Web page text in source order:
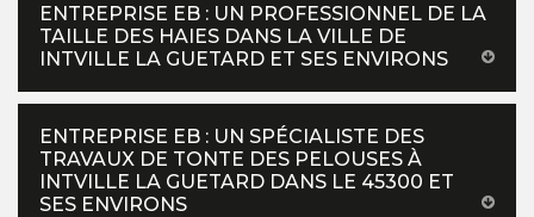
ENTREPRISE EB : UN PROFESSIONNEL DE LA
TAILLE DES HAIES DANS LA VILLE DE
INTVILLE LA GUETARD ET SES ENVIRONS
ENTREPRISE EB : UN SPÉCIALISTE DES
TRAVAUX DE TONTE DES PELOUSES À
INTVILLE LA GUETARD DANS LE 45300 ET
SES ENVIRONS